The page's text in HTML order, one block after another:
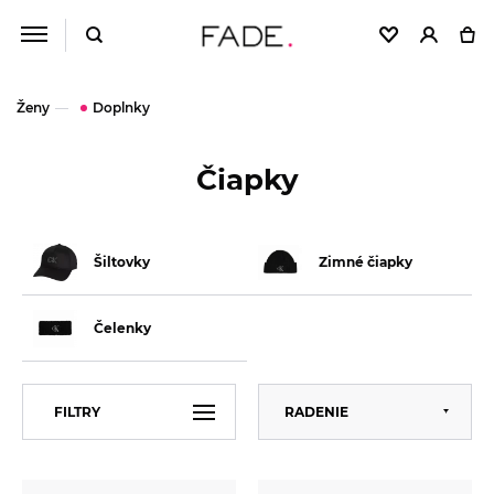
Ženy Doplnky
Čiapky
Šiltovky Zimné čiapky
Čelenky
FILTRY RADENIE
Predvolené
Abecedne